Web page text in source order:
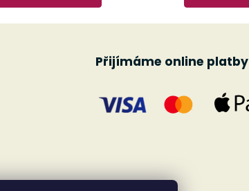
Přijímáme online platby